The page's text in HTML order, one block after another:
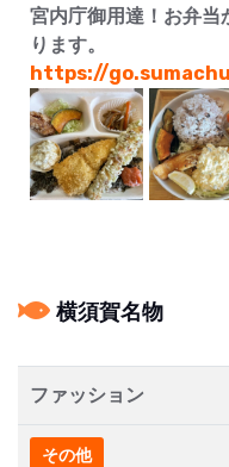
宮内庁御用達！お弁当
ります。
https://
横須賀名物
ファッション
その他